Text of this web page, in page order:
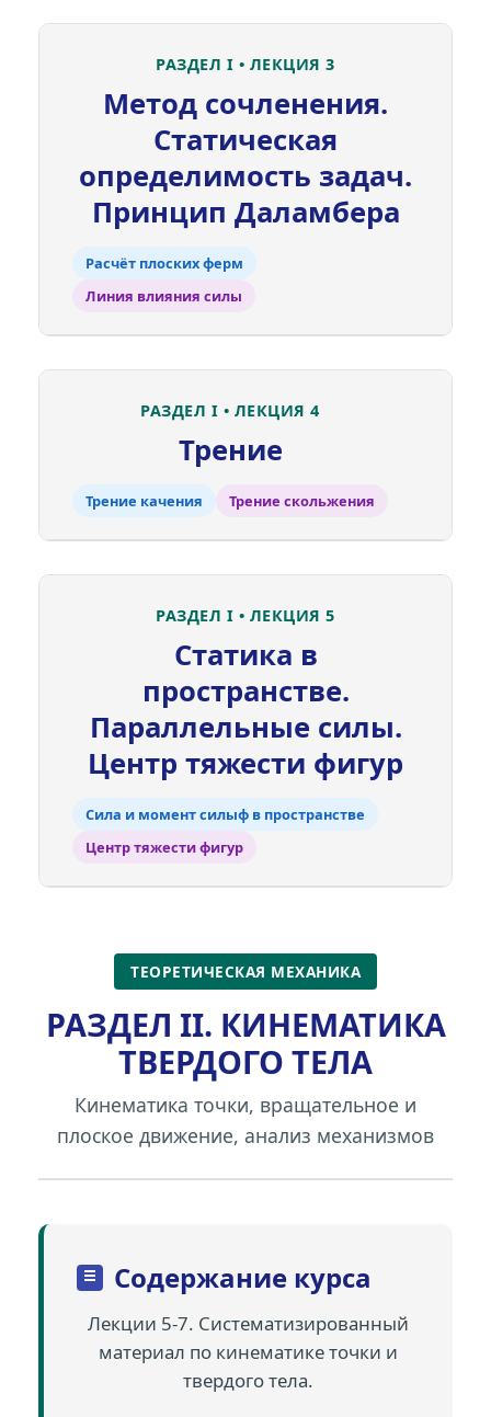
РАЗДЕЛ I • ЛЕКЦИЯ 3
Метод сочленения.
Статическая
определимость задач.
Принцип Даламбера
Расчёт плоских ферм
Линия влияния силы
РАЗДЕЛ I • ЛЕКЦИЯ 4
Трение
Трение качения Трение скольжения
РАЗДЕЛ I • ЛЕКЦИЯ 5
Статика в
пространстве.
Параллельные силы.
Центр тяжести фигур
Сила и момент силыф в пространстве
Центр тяжести фигур
ТЕОРЕТИЧЕСКАЯ МЕХАНИКА
РАЗДЕЛ II. КИНЕМАТИКА
ТВЕРДОГО ТЕЛА
Кинематика точки, вращательное и
плоское движение, анализ механизмов
Содержание курса
Лекции 5-7. Систематизированный
материал по кинематике точки и
твердого тела.